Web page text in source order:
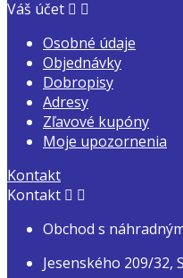
Váš účet  
Osobné údaje
Objednávky
Dobropisy
Adresy
Zľavové kupóny
Moje upozornenia
Kontakt
Kontakt  
Obchod s
Jesenského 209/32,